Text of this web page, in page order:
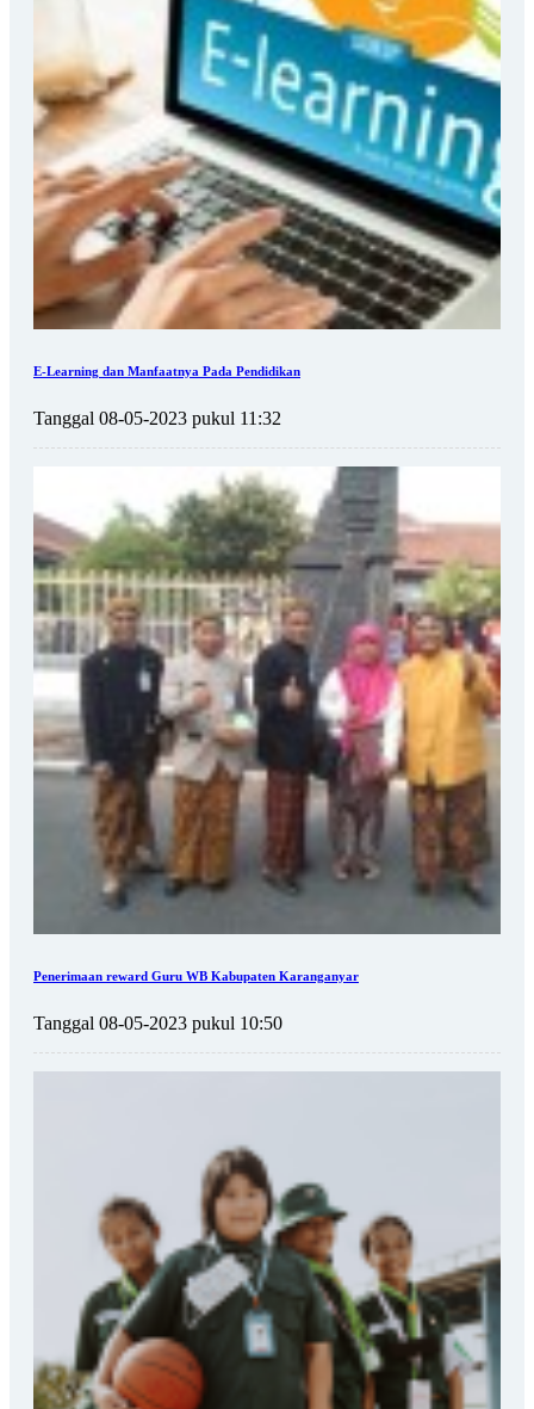
E-Learning dan Manfaatnya Pada Pendidikan
Tanggal 08-05-2023 pukul 11:32
Penerimaan reward Guru WB Kabupaten Karanganyar
Tanggal 08-05-2023 pukul 10:50